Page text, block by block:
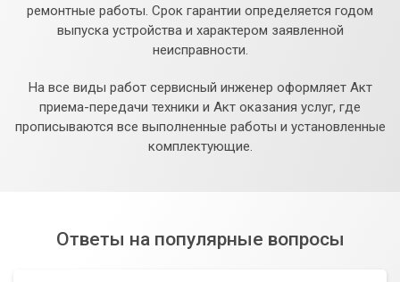
ремонтные работы. Срок гарантии определяется годом
выпуска устройства и характером заявленной
неисправности.
На все виды работ сервисный инженер оформляет Акт
приема-передачи техники и Акт оказания услуг, где
прописываются все выполненные работы и установленные
комплектующие.
Ответы на популярные вопросы